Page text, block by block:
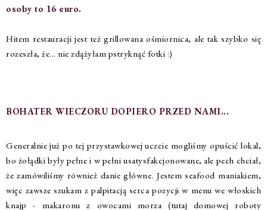
osoby to 16 euro.
Hitem restauracji jest też grillowana ośmiornica, ale tak szybko się
rozeszła, że... nie zdążyłam pstryknąć fotki :)
BOHATER WIECZORU DOPIERO PRZED NAMI...
Generalnie już po tej przystawkowej uczcie mogliśmy opuścić lokal,
bo żołądki były pełne i w pełni usatysfakcjonowane, ale pech chciał,
że zamówiliśmy również danie główne. Jestem seafood maniakiem,
więc zawsze szukam z palpitacją serca pozycji w menu we włoskich
knajp - makaronu z owocami morza (tutaj domowej roboty